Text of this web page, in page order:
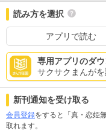
読み方を選択
アプリで読む
専用アプリのダ
サクサクまんがを
新刊通知を受け取る
会員登録をすると「真・恋姫
取れます。